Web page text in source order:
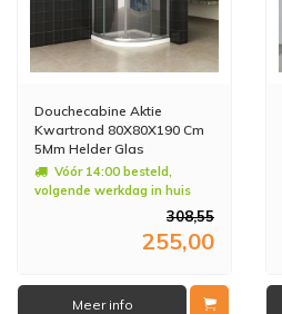
Douchecabine Aktie
Kwartrond 80X80X190 Cm
5Mm Helder Glas
Vóór 14:00 besteld,
volgende werkdag in huis
308,55
255,00
Meer info